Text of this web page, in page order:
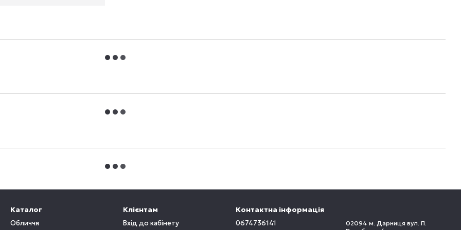
Каталог
Обличчя
Клієнтам
Вхід до кабінету
Контактна інформація
0674736141
02094 м. Дарниця вул. П.